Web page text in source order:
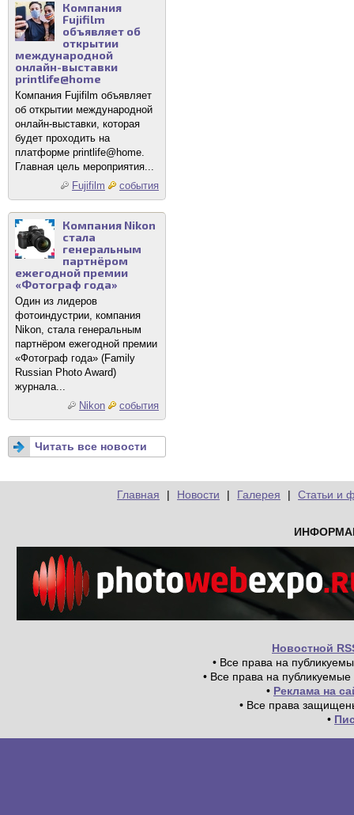
Компания
Fujifilm
объявляет об
открытии
международной
онлайн-выставки
printlife@home
Компания Fujifilm объявляет
об открытии международной
онлайн-выставки, которая
будет проходить на
платформе printlife@home.
Главная цель мероприятия...
Fujifilm
события
Компания Nikon
стала
генеральным
партнёром
ежегодной премии
«Фотограф года»
Один из лидеров
фотоиндустрии, компания
Nikon, стала генеральным
партнёром ежегодной премии
«Фотограф года» (Family
Russian Photo Award)
журнала...
Nikon
события
Читать все новости
Главная | Новости | Галерея | Статьи и
Новостной
• Все права на
• Все права на
• Реклама на
• Все права
•